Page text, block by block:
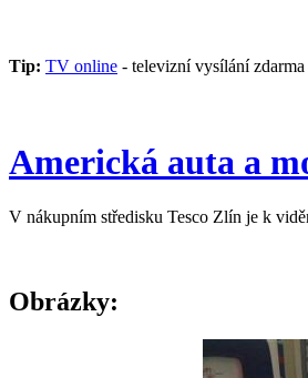
Tip: TV online - televizní vysílání
Americká auta a
V nákupním středisku Tesco Zlín je k
Obrázky: